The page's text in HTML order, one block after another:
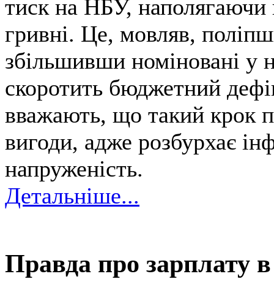
тиск на НБУ, наполягаючи
гривні. Це, мовляв,
збільшивши номіновані у
скоротить бюджетний
вважають, що такий крок
вигоди, адже розбурхає
напруженість.
Детальніше...
Правда про зарплату в